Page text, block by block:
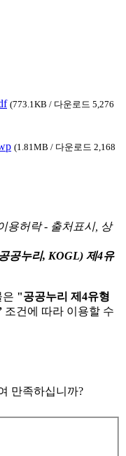
(773.1KB / 다운로드 5,276
(1.81MB / 다운로드 2,168
공누리, KOGL) 제4유
은 "공공누리 제4유형
조건에 따라 이용할 수
만족하십니까?